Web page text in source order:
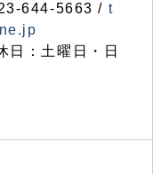
644-5663 / t
：土曜日・日